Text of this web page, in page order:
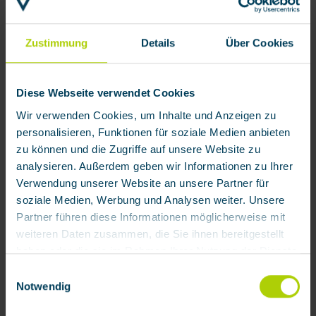
Zustimmung Details Über Cookies
Diese Webseite verwendet Cookies
Wir verwenden Cookies, um Inhalte und Anzeigen zu
personalisieren, Funktionen für soziale Medien anbieten
zu können und die Zugriffe auf unsere Website zu
analysieren. Außerdem geben wir Informationen zu Ihrer
Verwendung unserer Website an unsere Partner für
soziale Medien, Werbung und Analysen weiter. Unsere
Partner führen diese Informationen möglicherweise mit
weiteren Daten zusammen, die Sie ihnen bereitgestellt
haben oder die sie im Rahmen Ihrer Nutzung der Dienste
Mit Klick auf „[Zustimmen / Alles akzeptieren / etc.]“
Notwendig